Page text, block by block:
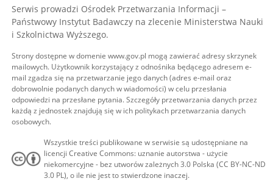
Serwis prowadzi Ośrodek Przetwarzania Informacji –
Państwowy Instytut Badawczy na zlecenie Ministerstwa Nauki
i Szkolnictwa Wyższego.
Strony dostępne w domenie www.gov.pl mogą zawierać adresy skrzynek
mailowych. Użytkownik korzystający z odnośnika będącego adresem e-
mail zgadza się na przetwarzanie jego danych (adres e-mail oraz
dobrowolnie podanych danych w wiadomości) w celu przesłania
odpowiedzi na przesłane pytania. Szczegóły przetwarzania danych przez
każdą z jednostek znajdują się w ich politykach przetwarzania danych
osobowych.
Wszystkie treści publikowane w serwisie są udostępniane na
licencji Creative Commons: uznanie autorstwa - użycie
niekomercyjne - bez utworów zależnych 3.0 Polska (CC BY-NC-ND
3.0 PL), o ile nie jest to stwierdzone inaczej.